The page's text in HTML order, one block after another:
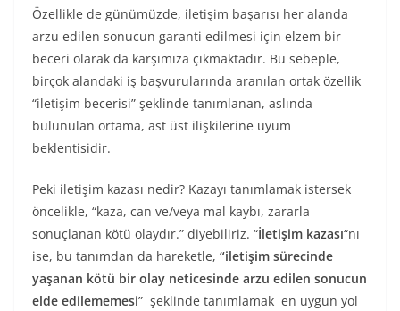
Özellikle de günümüzde, iletişim başarısı her alanda
arzu edilen sonucun garanti edilmesi için elzem bir
beceri olarak da karşımıza çıkmaktadır. Bu sebeple,
birçok alandaki iş başvurularında aranılan ortak özellik
“iletişim becerisi” şeklinde tanımlanan, aslında
bulunulan ortama, ast üst ilişkilerine uyum
beklentisidir.
Peki iletişim kazası nedir? Kazayı tanımlamak istersek
öncelikle, “kaza, can ve/veya mal kaybı, zararla
sonuçlanan kötü olaydır.” diyebiliriz. “İletişim kazası“nı
ise, bu tanımdan da hareketle, “iletişim sürecinde
yaşanan kötü bir olay neticesinde arzu edilen sonucun
elde edilememesi” şeklinde tanımlamak en uygun yol